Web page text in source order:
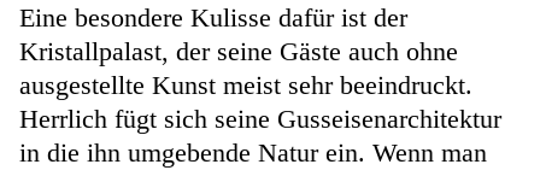
Eine besondere Kulisse dafür ist der
Kristallpalast, der seine Gäste auch ohne
ausgestellte Kunst meist sehr beeindruckt.
Herrlich fügt sich seine Gusseisenarchitektur
in die ihn umgebende Natur ein. Wenn man